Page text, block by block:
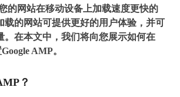
的网站在移动设备上加载速度更快的
载的网站可提供更好的用户体验，并可
。在本文中，我们将向您展示如何在
AMP。
？